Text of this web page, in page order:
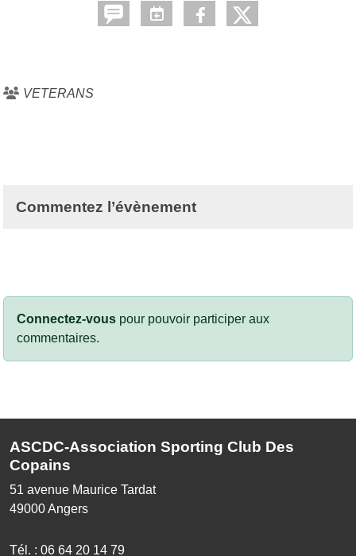
VETERANS
Commentez l’évènement
Connectez-vous pour pouvoir participer aux
commentaires.
ASCDC-Association Sporting Club Des
Copains
51 avenue Maurice Tardat
49000Angers
Tél. : 06 64 20 14 79